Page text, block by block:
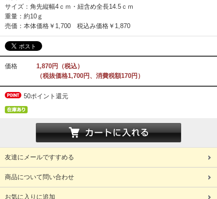
サイズ：角先縦幅4ｃｍ・紐含め全長14.5ｃｍ
重量：約10ｇ
売価：本体価格￥1,700 税込み価格￥1,870
価格
1,870円（税込）
（税抜価格1,700円、消費税額170円）
50ポイント還元
友達にメールですすめる
商品について問い合わせ
お気に入りに追加